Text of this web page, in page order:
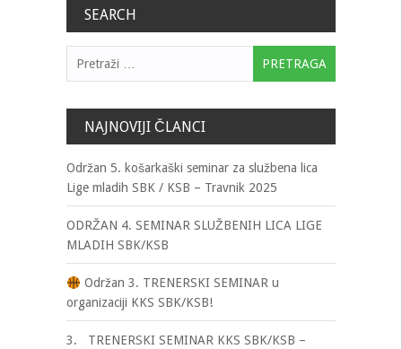
SEARCH
NAJNOVIJI ČLANCI
Održan 5. košarkaški seminar za službena lica
Lige mladih SBK / KSB – Travnik 2025
ODRŽAN 4. SEMINAR SLUŽBENIH LICA LIGE
MLADIH SBK/KSB
Održan 3. TRENERSKI SEMINAR u
organizaciji KKS SBK/KSB!
3. TRENERSKI SEMINAR KKS SBK/KSB –